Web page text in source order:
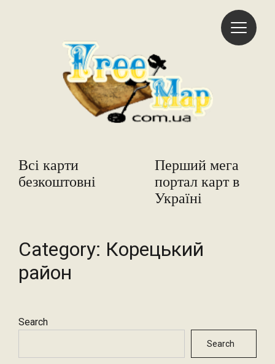
Всі карти
безкоштовні
Freemap
Перший мега
портал карт в
Україні
Category: Корецький
район
Search
Search